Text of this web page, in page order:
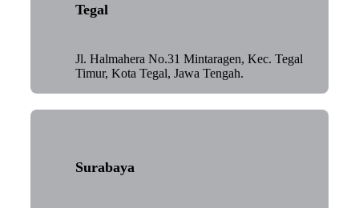
Tegal
Jl. Halmahera No.31 Mintaragen, Kec. Tegal
Timur, Kota Tegal, Jawa Tengah.
Surabaya